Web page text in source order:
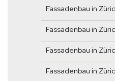
Fassadenbau in
Fassadenbau in
Fassadenbau in
Fassadenbau in